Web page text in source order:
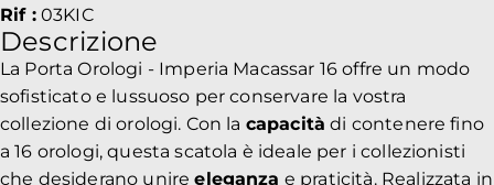
Rif :03KIC
Descrizione
La Porta Orologi - Imperia Macassar 16 offre un modo
sofisticato e lussuoso per conservare la vostra
collezione di orologi. Con la capacità di contenere fino
a 16 orologi, questa scatola è ideale per i collezionisti
che desiderano unireeleganza e praticità. Realizzata in